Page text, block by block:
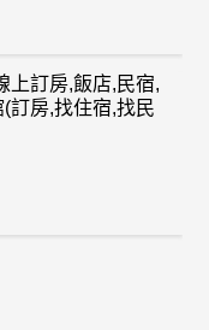
上訂房,飯店,民宿,
訂房,找住宿,找民